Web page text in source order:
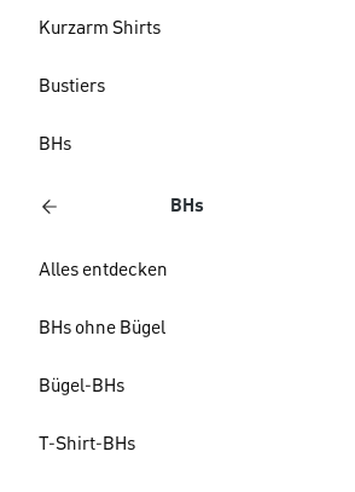
Kurzarm Shirts
Bustiers
BHs
BHs
Alles entdecken
BHs ohne Bügel
Bügel-BHs
T-Shirt-BHs